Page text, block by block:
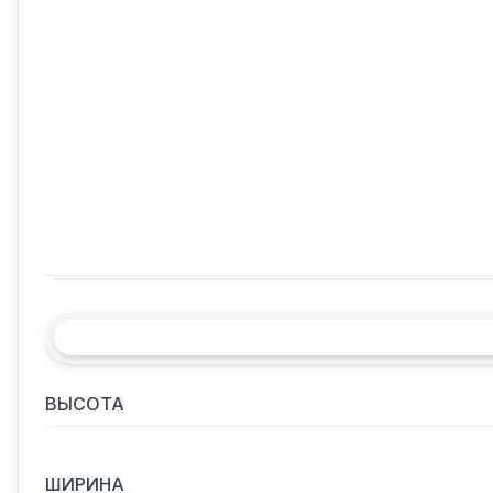
ВЫСОТА
ШИРИНА